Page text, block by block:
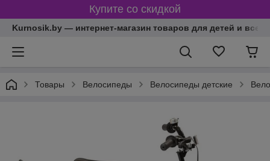
Купите со скидкой
Kurnosik.by — интернет-магазин товаров для детей и всей
Товары Велосипеды Велосипеды детские